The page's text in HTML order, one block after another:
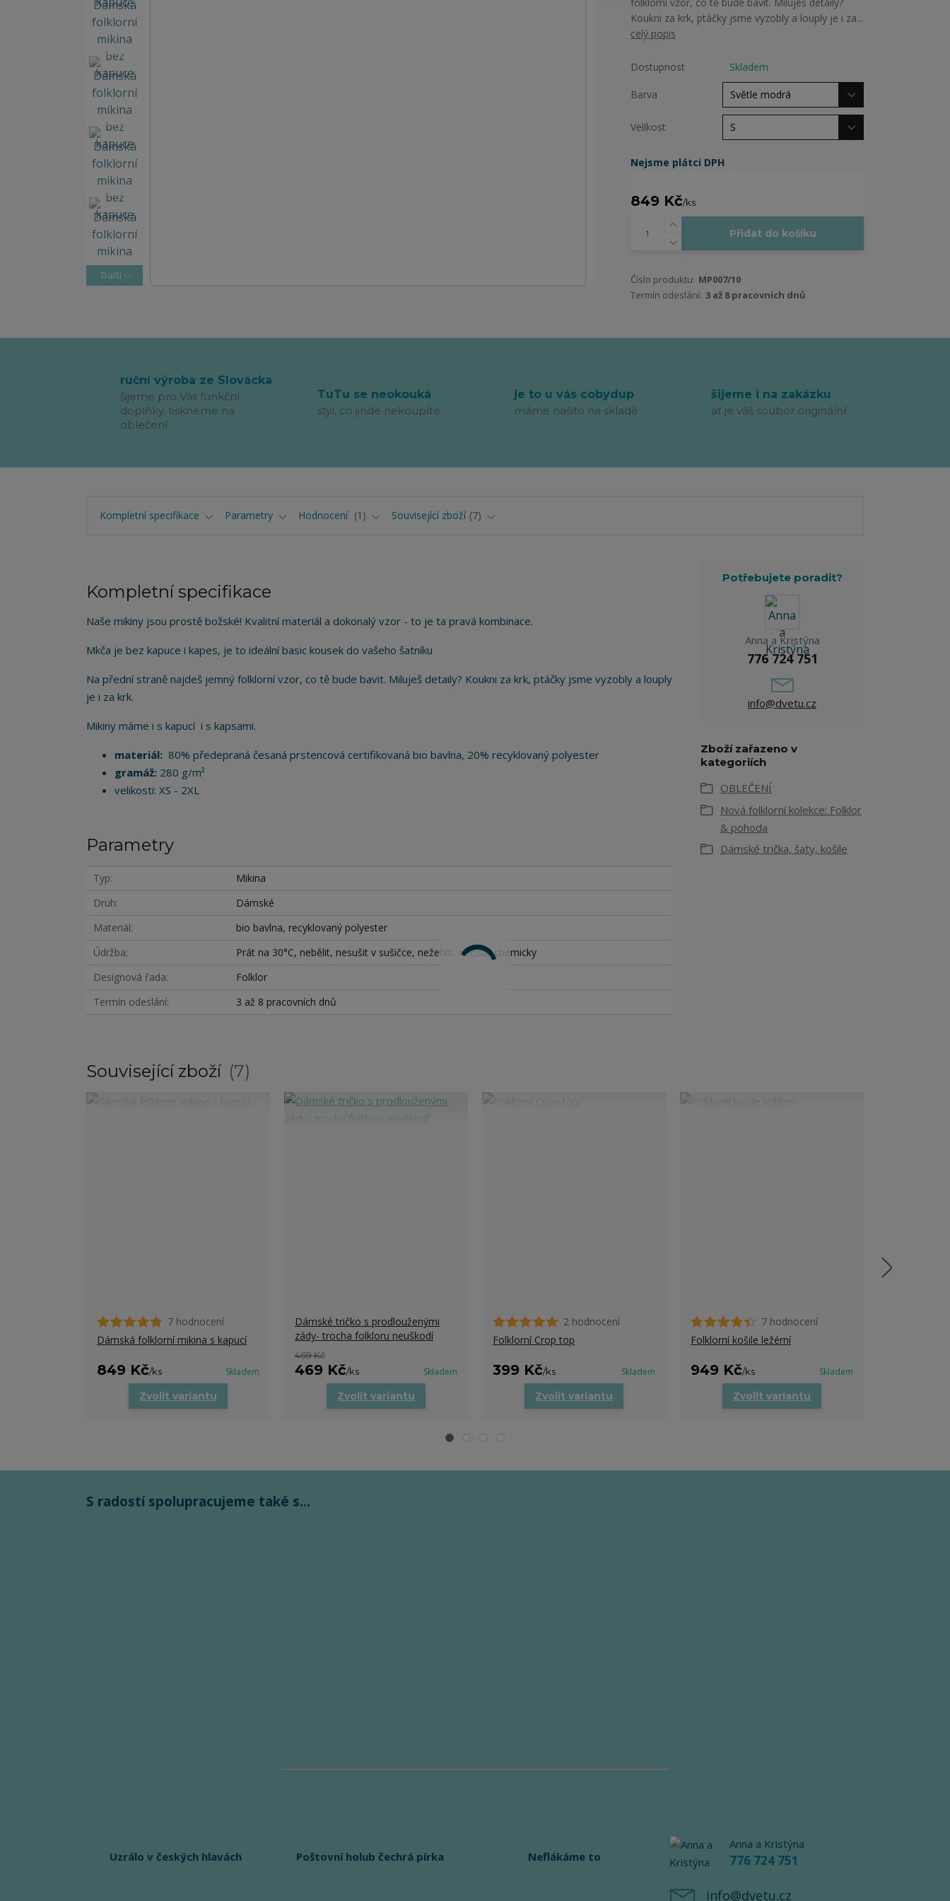
Další
Koukni za krk, ptáčky jsme vyzobly a louply je i za...
celý popis
Dostupnost Skladem
Barva
Velikost
Nejsme plátci DPH
849 Kč/ks
Přidat do košíku
Číslo produktu: MP007/10
Termín odeslání: 3 až 8 pracovních dnů
ruční výroba ze Slovácka
šijeme pro Vás funkční
doplňky, tiskneme na
oblečení
TuTu se neokouká
styl, co jinde nekoupíte
je to u vás cobydup
máme našito na skladě
šijeme i na zakázku
ať je váš soubor originální
Kompletní specifikace Parametry Hodnocení 1 Související zboží 7
Kompletní specifikace
Naše mikiny jsou prostě božské! Kvalitní materiál a dokonalý vzor - to je ta pravá kombinace.
Mkča je bez kapuce i kapes, je to ideální basic kousek do vašeho šatníku
Na přední straně najdeš jemný folklorní vzor, co tě bude bavit. Miluješ detaily? Koukni za krk, ptáčky jsme vyzobly a louply
je i za krk.
Mikiny máme i s kapucí i s kapsami.
materiál: 80% předepraná česaná prstencová certifikovaná bio bavlna, 20% recyklovaný polyester
gramáž: 280 g/m²
velikosti: XS - 2XL
Parametry
Typ
Mikina
Druh
Dámské
Materiál
bio bavlna, recyklovaný polyester
Údržba
Prát na 30°C, nebělit, nesušit v sušičce, nežehlit, nečistit chemicky
Designová řada
Folklor
Termín odeslání
3 až 8 pracovních dnů
Potřebujete poradit?
Anna a Kristýna
776 724 751
info@dvetu.cz
Zboží zařazeno v
kategoriích
OBLEČENÍ
Nová folklorní kolekce: Folklor
& pohoda
Dámské trička, šaty, košile
Související zboží 7
7 hodnocení
Dámská folklorní mikina s kapucí
849 Kč/ks Skladem
Zvolit variantu
Dámské tričko s prodlouženými
zády- trocha folkloru neuškodí
469 Kč
469 Kč/ks Skladem
Zvolit variantu
2 hodnocení
Folklorní Crop top
399 Kč/ks Skladem
Zvolit variantu
7 hodnocení
Folklorní košile ležérní
949 Kč/ks Skladem
Zvolit variantu
S radostí spolupracujeme také s...
Uzrálo v českých hlavách Poštovní holub čechrá pírka Neflákáme to
Anna a Kristýna
776 724 751
info@dvetu.cz